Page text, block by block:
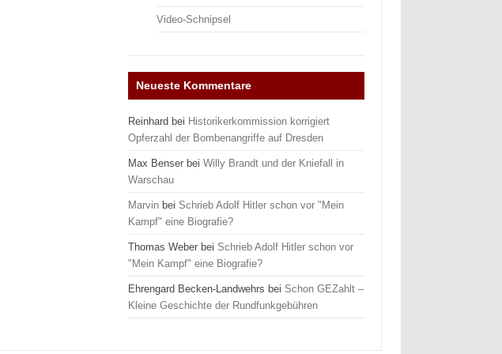
Video-Schnipsel
Neueste Kommentare
Reinhard bei Historikerkommission korrigiert
Opferzahl der Bombenangriffe auf Dresden
Max Benser beiWilly Brandt und der Kniefall in
Warschau
Marvin bei Schrieb Adolf Hitler schon vor "Mein
Kampf" eine Biografie?
Thomas Weber bei Schrieb Adolf Hitler schon vor
"Mein Kampf" eine Biografie?
Ehrengard Becken-Landwehrs bei Schon GEZahlt –
Kleine Geschichte der Rundfunkgebühren